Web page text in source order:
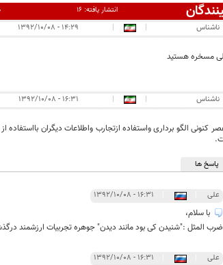
انتشار یافته:۱۶
ناشناس |
| ۱۴:۲۹ - ۱۳۹۲/۱۰/۰۸
مسخره هستید
ناشناس |
| ۱۶:۳۱ - ۱۳۹۲/۱۰/۰۸
کنونی الگو برداری واستفاده ازتجارب واطلاعات دیگران
پاسخ ها
علی ۱۶:۳۱ - ۱۳۹۲/۱۰/۰۸
با سلام،
ضرب المثل :"شنیدن کی بود مانند دیدن" جوهره تجربیات ارزشمند
علی ۱۶:۳۱ - ۱۳۹۲/۱۰/۰۸